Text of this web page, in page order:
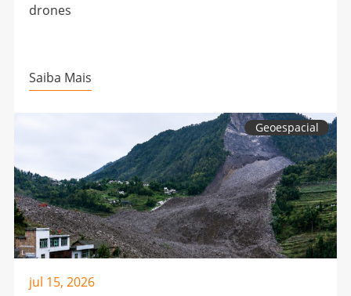
drones
Saiba Mais
Geoespacial
jul 15, 2026